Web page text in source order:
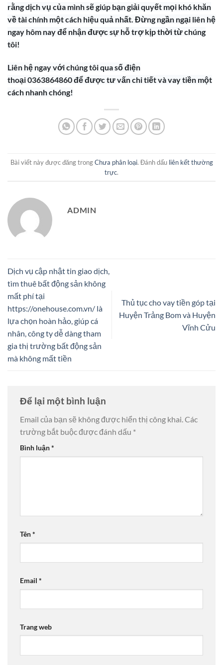
rằng dịch vụ của mình sẽ giúp bạn giải quyết mọi khó khăn
về tài chính một cách hiệu quả nhất. Đừng ngần ngại liên hệ
ngay hôm nay để nhận được sự hỗ trợ kịp thời từ chúng
tôi!
Liên hệ ngay với chúng tôi qua số điện
thoại 0363864860 để được tư vấn chi tiết và vay tiền một
cách nhanh chóng!
Bài viết này được đăng trongChưa phân loại. Đánh dấu liên kết thường
trực.
ADMIN
Dịch vụ cập nhật tin giao dịch,
tìm thuê bất động sản không
mất phí tại
https://onehouse.com.vn/ là
lựa chọn hoàn hảo, giúp cá
nhân, công ty dễ dàng tham
gia thị trường bất động sản
mà không mất tiền
Thủ tục cho vay tiền góp tại
Huyện Trảng Bom và Huyện
Vĩnh Cửu
Để lại một bình luận
Email của bạn sẽ không được hiển thị công khai.Các
trường bắt buộc được đánh dấu *
Bình luận*
Tên*
Email *
Trang web